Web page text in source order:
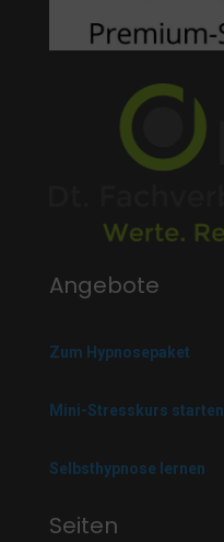
Angebote
Zum Hypnosepaket
Mini-Stresskurs starten
Selbsthypnose lernen
Seiten